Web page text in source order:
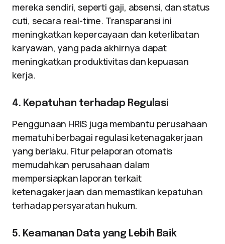
mereka sendiri, seperti gaji, absensi, dan status
cuti, secara real-time. Transparansi ini
meningkatkan kepercayaan dan keterlibatan
karyawan, yang pada akhirnya dapat
meningkatkan produktivitas dan kepuasan
kerja.
4. Kepatuhan terhadap Regulasi
Penggunaan HRIS juga membantu perusahaan
mematuhi berbagai regulasi ketenagakerjaan
yang berlaku. Fitur pelaporan otomatis
memudahkan perusahaan dalam
mempersiapkan laporan terkait
ketenagakerjaan dan memastikan kepatuhan
terhadap persyaratan hukum.
5. Keamanan Data yang Lebih Baik